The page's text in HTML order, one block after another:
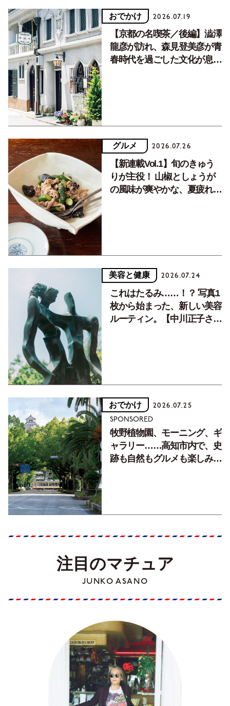
おでかけ 2026.07.19
【京都の名喫茶／後編】澁澤
龍彦が訪れ、森見登美彦が青
春時代を過ごした文化が息づ
グルメ 2026.07.26
【新連載Vol.1】旬のきゅう
りが主役！ 山椒としょうが
の風味が爽やかな、夏疲れを
美容と健康 2026.07.24
これはたるみ……！？ 写真1
枚から始まった、新しい美容
ルーティン。【中川正子さん
おでかけ 2026.07.25
SPONSORED
牧野植物園、モーニング、ギ
ャラリー……高知市内で、史
跡も自然もグルメも楽しみ尽
注目のマチュア
JUNKO ASANO